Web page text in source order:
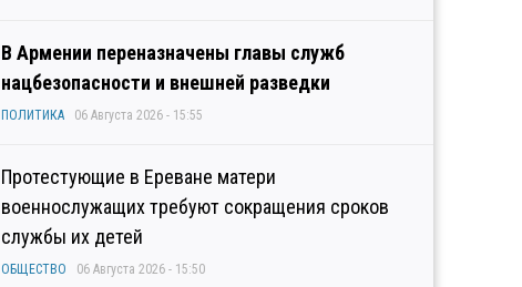
В Армении переназначены главы служб
нацбезопасности и внешней разведки
ПОЛИТИКА 06 Августа 2026 - 15:55
Протестующие в Ереване матери
военнослужащих требуют сокращения сроков
службы их детей
ОБЩЕСТВО 06 Августа 2026 - 15:50